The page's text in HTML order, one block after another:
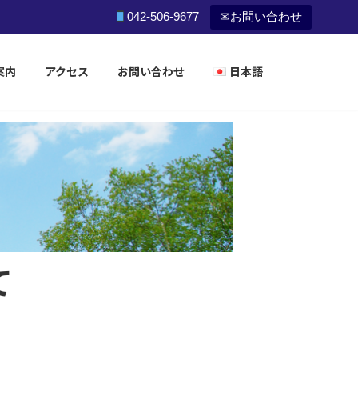
す 042-506-9677 ✉お問い合わせ
内 アクセス お問い合わせ 日本語
English
中文(简体)
Tiếng Việt
ၿမန္မာ